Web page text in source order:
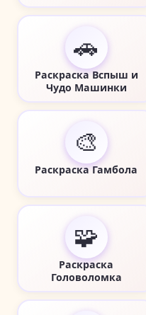
🚗
Раскраска Вспыш и
Чудо Машинки
🎨
Раскраска Гамбола
🧩
Раскраска
Головоломка